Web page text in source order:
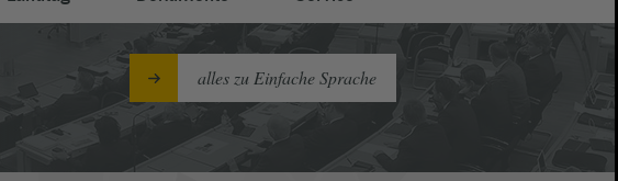
alles zu Einfache Sprache